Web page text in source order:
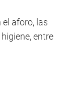
aforo, las
entre